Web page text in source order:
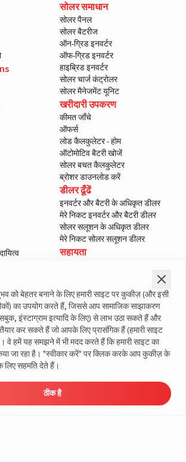
सोलर समाधान
सोलर पैनल
सोलर बैटरीज
ऑन-ग्रिड इनवर्टर
ऑफ-ग्रिड इनवर्टर
हाइब्रिड इनवर्टर
सोलर चार्ज कंट्रोलर
सोलर मैनेजमेंट यूनिट
खरीदारी उपकरण
कीमत जाँचे
ऑफर्स
लोड कैलकुलेटर - होम
ऑटोमोटिव बैटरी खोजें
सोलर बचत कैलकुलेटर
ब्रोशर डाउनलोड करें
डीलर ढूँढें
इनवर्टर और बैटरी के अधिकृत डीलर
मेरे निकट इनवर्टर और बैटरी डीलर
सोलर सलूशन के अधिकृत डीलर
मेरे निकट सोलर सलूशन डीलर
सहायता
वारंटी पंजीकरण
ग्राहक नीतियां
नियम और शर्तें
सेल्स वापसी नीति
गोपनीयता नीति
के बारे में अधिक जानकारी
© लिवगार्ड 2023। सभी अधिकार सुरक्षित
को बेहतर बनाने के लिए हमारी साइट पर कुकीज़ (और इसी
का उपयोग करते हैं, जिससे आप सामाजिक साझाकरण
इंस्टाग्राम इत्यादि के लिए) से लाभ उठा सकते हैं और
कर सकते हैं जो आपके लिए प्रासंगिक हैं (हमारी साइट
वे हमें यह समझने में भी मदद करते हैं कि हमारी साइट का
जा रहा है। "स्वीकार करें" पर क्लिक करके आप कुकीज़ के
लिए सहमति देते हैं।
ठीक है
लोड कैलकुलेटर